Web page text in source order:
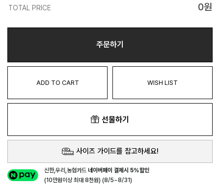
TOTAL PRICE 0원
주문하기
ADD TO CART WISH LIST
선물하기
사이즈 가이드를 참고하세요!
신한,우리,농협카드네이버페이 결제시 5%할인
(10만원이상 최대 8천원) (8/5~8/31)